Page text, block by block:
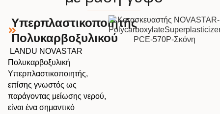
Υπερπλαστικοποιητής
Πολυκαρβοξυλικού
LANDU NOVASTAR
Πολυκαρβοξυλική
Υπερπλαστικοποιητής,
επίσης γνωστός ως
παράγοντας μείωσης νερού,
είναι ένα σημαντικό